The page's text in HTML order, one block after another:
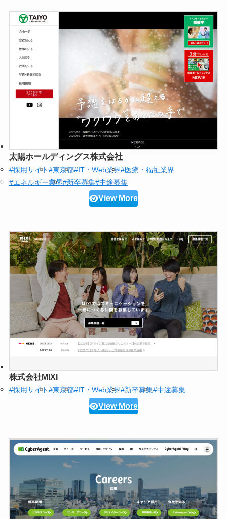
太陽ホールディングス株式会社
#採用サイト#東京都#IT・Web業界#医療・福祉業界
#エネルギー業界#新卒募集#中途募集
View More
株式会社MIXI
#採用サイト#東京都#IT・Web業界#新卒募集#中途募集
View More